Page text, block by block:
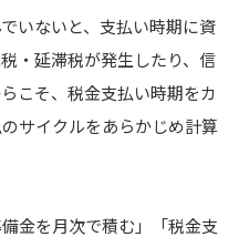
いないと、支払い時期に資
・延滞税が発生したり、信
こそ、税金支払い時期をカ
サイクルをあらかじめ計算
金を月次で積む」「税金支